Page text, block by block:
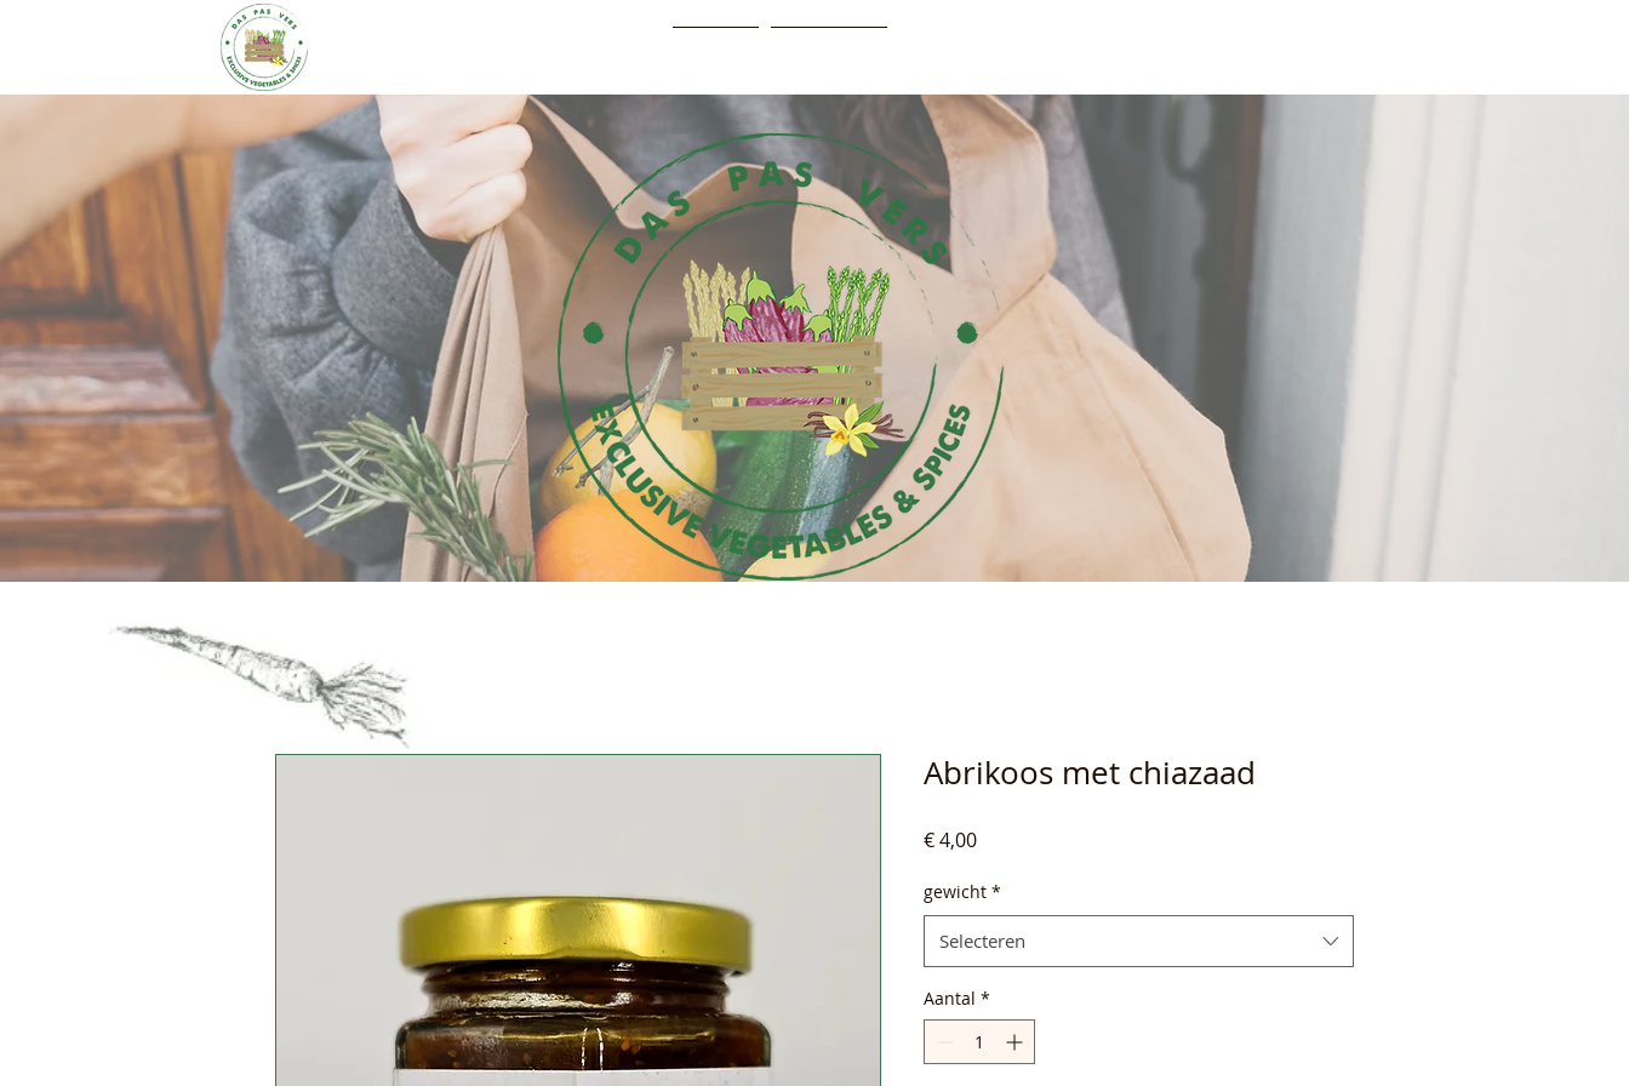
Abrikoos met chiazaad
€ 4,00Prijs
gewicht *
Selecteren
Aantal *